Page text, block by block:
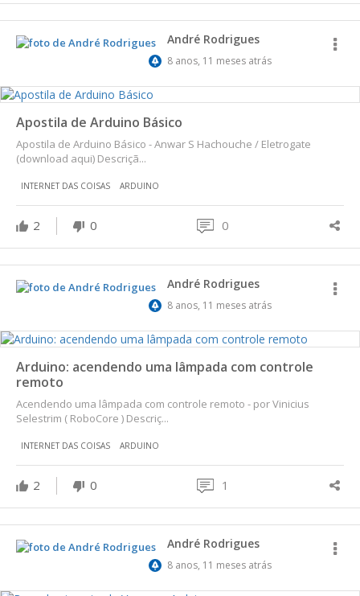
André Rodrigues
8 anos, 11 meses atrás
Apostila de Arduino Básico
Apostila de Arduino Básico - Anwar S Hachouche / Eletrogate
(download aqui) Descriçã...
INTERNET DAS COISAS ARDUINO
2 0 0
André Rodrigues
8 anos, 11 meses atrás
Arduino: acendendo uma lâmpada com controle
remoto
Acendendo uma lâmpada com controle remoto - por Vinicius
Selestrim ( RoboCore ) Descriç...
INTERNET DAS COISAS ARDUINO
2 0 1
André Rodrigues
8 anos, 11 meses atrás